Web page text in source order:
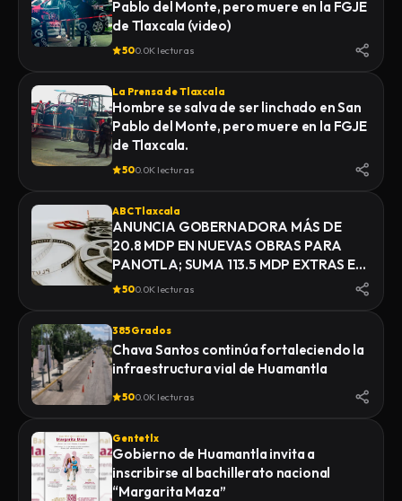
Pablo del Monte, pero muere en la FGJE
de Tlaxcala (video)
500.0K lecturas
La Prensa de Tlaxcala
Hombre se salva de ser linchado en San
Pablo del Monte, pero muere en la FGJE
de Tlaxcala.
500.0K lecturas
ABC Tlaxcala
ANUNCIA GOBERNADORA MÁS DE
20.8 MDP EN NUEVAS OBRAS PARA
PANOTLA; SUMA 113.5 MDP EXTRAS EN
INFRAESTRUCTURA
500.0K lecturas
385 Grados
Chava Santos continúa fortaleciendo la
infraestructura vial de Huamantla
500.0K lecturas
Gentetlx
Gobierno de Huamantla invita a
inscribirse al bachillerato nacional
“Margarita Maza”